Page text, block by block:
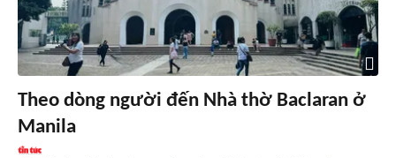
Theo dòng người đến Nhà thờ Baclaran ở
Manila